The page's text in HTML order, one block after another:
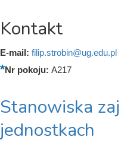
Kontakt
E-mail: filip.strobin@ug.edu.pl
Nr pokoju: A217
Stanowiska
jednostkach